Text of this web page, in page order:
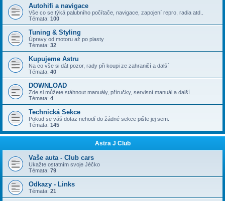
Autohifi a navigace
Vše co se týká palubního počítače, navigace, zapojení repro, radia atd..
Témata: 100
Tuning & Styling
Úpravy od motoru až po plasty
Témata: 32
Kupujeme Astru
Na co vše si dát pozor, rady při koupi ze zahraničí a další
Témata: 40
DOWNLOAD
Zde si můžete stáhnout manuály, příručky, servisní manuál a další
Témata: 4
Technická Sekce
Pokud se váš dotaz nehodí do žádné sekce pište jej sem.
Témata: 145
Astra J Club
Vaše auta - Club cars
Ukažte ostatním svoje Jéčko
Témata: 79
Odkazy - Links
Témata: 21